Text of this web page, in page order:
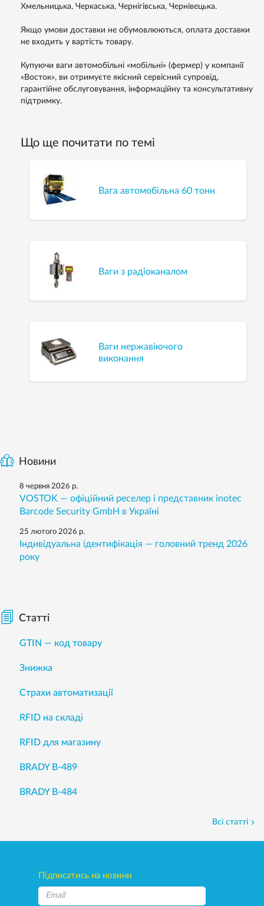
Хмельницька, Черкаська, Чернігівська, Чернівецька.
Якщо умови доставки не обумовлюються, оплата доставки
не входить у вартість товару.
Купуючи ваги автомобільні «мобільні» (фермер) у компанії
«Восток», ви отримуєте якісний сервісний супровід,
гарантійне обслуговування, інформаційну та консультативну
підтримку.
Що ще почитати по темі
Вага автомобільна 60 тонн
Ваги з радіоканалом
Ваги нержавіючого
виконання
Новини
8 червня 2026 р.
VOSTOK — офіційний реселер і представник inotec
Barcode Security GmbH в Україні
25 лютого 2026 р.
Індивідуальна ідентифікація — головний тренд 2026
року
Статті
GTIN — код товару
Знижка
Страхи автоматизації
RFID на складі
RFID для магазину
BRADY B-489
BRADY B-484
Всі статті
Підписатись на новини